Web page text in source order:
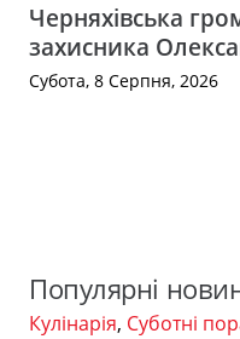
Черняхівська
захисника
Субота, 8 Серпня, 2026
Популярні
Кулінарія, Суботні